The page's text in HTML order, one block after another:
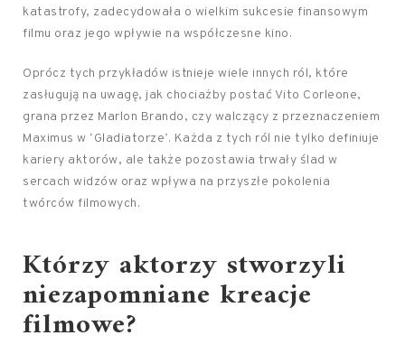
katastrofy, zadecydowała o wielkim sukcesie finansowym
filmu oraz jego wpływie na współczesne kino.
Oprócz tych przykładów istnieje wiele innych ról, które
zasługują na uwagę, jak chociażby postać Vito Corleone,
grana przez Marlon Brando, czy walczący z przeznaczeniem
Maximus w ‘Gladiatorze’. Każda z tych ról nie tylko definiuje
kariery aktorów, ale także pozostawia trwały ślad w
sercach widzów oraz wpływa na przyszłe pokolenia
twórców filmowych.
Którzy aktorzy stworzyli
niezapomniane kreacje
filmowe?